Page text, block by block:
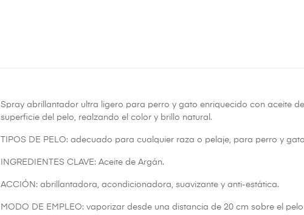
Spray abrillantador ultra ligero para perro y gato enriquecido con aceite
superficie del pelo, realzando el color y brillo natural.
TIPOS DE PELO: adecuado para cualquier raza o pelaje, para perro y
INGREDIENTES CLAVE: Aceite de Argán.
ACCIÓN: abrillantadora, acondicionadora, suavizante y anti-estática.
MODO DE EMPLEO: vaporizar desde una distancia de 20 cm sobre el